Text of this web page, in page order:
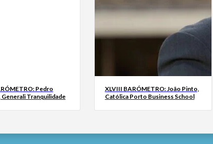
Pedro
Generali Tranquilidade
XLVIII BARÓMETRO: João Pinto,
Católica Porto Business School